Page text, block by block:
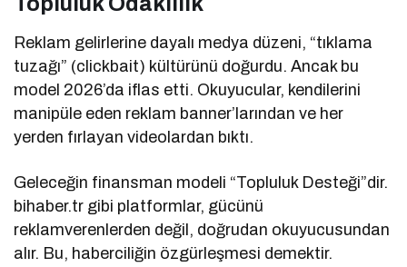
Reklam gelirlerine dayalı medya düzeni, “tıklama
tuzağı” (clickbait) kültürünü doğurdu. Ancak bu
model 2026’da iflas etti. Okuyucular, kendilerini
manipüle eden reklam banner’larından ve her
yerden fırlayan videolardan bıktı.
Geleceğin finansman modeli “Topluluk Desteği”dir.
bihaber.tr gibi platformlar, gücünü
reklamverenlerden değil, doğrudan okuyucusundan
alır. Bu, haberciliğin özgürleşmesi demektir.